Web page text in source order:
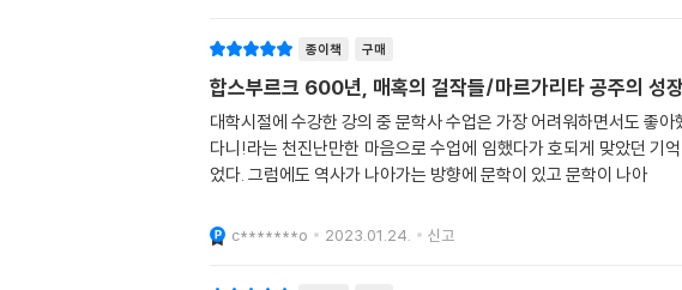
종이책 구매
합스부르크 600년, 매혹의 걸작들/마르가리타 공주의 성
대학시절에 수강한 강의 중 문학사 수업은 가장 어려워하면서도 좋
다니!라는 천진난만한 마음으로 수업에 임했다가 호되게 맞았던 기
었다. 그럼에도 역사가 나아가는 방향에 문학이 있고 문학이 나아
c*******o 2023.01.24. 신고